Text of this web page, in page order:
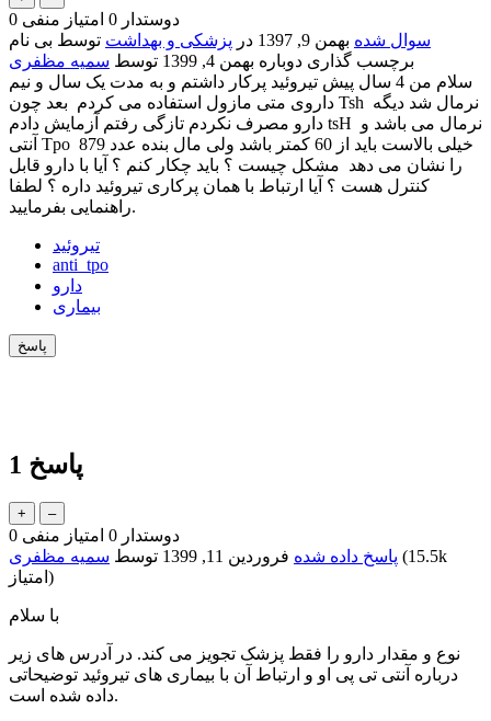
0 دوستدار 0 امتیاز منفی
سوال شده بهمن 9, 1397 در پزشکی و بهداشت توسط بی نام
برچسب گذاری دوباره بهمن 4, 1399 توسط سمیه مظفری
سلام من 4 سال پیش تیروئید پرکار داشتم و به مدت یک سال و نیم
داروی متی مازول استفاده می کردم بعد چون Tsh نرمال شد دیگه
دارو مصرف نکردم تازگی رفتم آزمایش دادم tsH نرمال می باشد و
آنتی Tpo خیلی بالاست باید از 60 کمتر باشد ولی مال بنده عدد 879
را نشان می دهد مشکل چیست ؟ باید چکار کنم ؟ آیا با دارو قابل
کنترل هست ؟ آیا ارتباط با همان پرکاری تیروئید داره ؟ لطفا
راهنمایی بفرمایید.
تیروئید
anti_tpo
دارو
بیماری
1 پاسخ
0 دوستدار 0 امتیاز منفی
پاسخ داده شده فروردین 11, 1399 توسط سمیه مظفری (
15.5k
امتیاز)
با سلام
نوع و مقدار دارو را فقط پزشک تجویز می کند. در آدرس های زیر
درباره آنتی تی پی او و ارتباط آن با بیماری های تیروئید توضیحاتی
داده شده است.